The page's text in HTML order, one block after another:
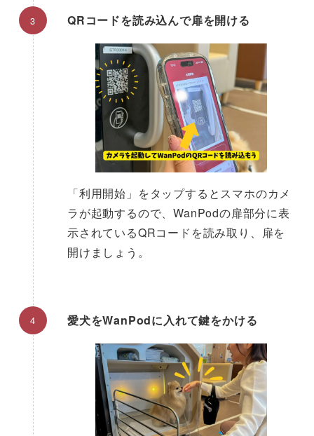
QRコードを読み込んで扉を開ける
「利用開始」をタップするとスマホのカメ
ラが起動するので、WanPodの扉部分に表
示されているQRコードを読み取り、扉を
開けましょう。
愛犬をWanPodに入れて鍵をかける